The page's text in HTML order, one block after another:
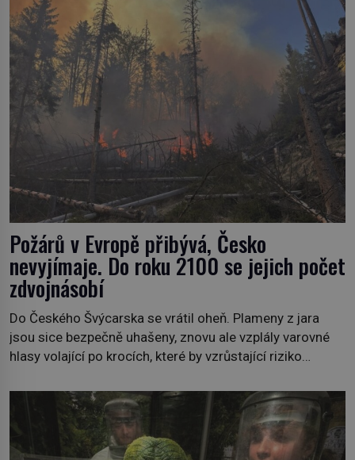
nemožného ani v naší přírodě. […]
Požárů v Evropě přibývá, Česko
nevyjímaje. Do roku 2100 se jejich počet
zdvojnásobí
Do Českého Švýcarska se vrátil oheň. Plameny z jara
jsou sice bezpečně uhašeny, znovu ale vzplály varovné
hlasy volající po krocích, které by vzrůstající riziko
požáry už nejsou problémem pouze vzdáleného
Středomoří. S oteplujícím se klimatem, vysušenou
krajinou a desetiletími lidských zásahů se z nich stává
nový evropský normál […]